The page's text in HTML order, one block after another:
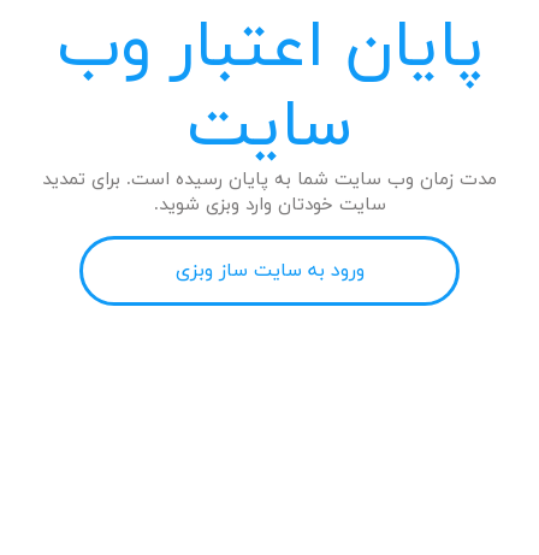
پایان اعتبار وب
سایت
مدت زمان وب سایت شما به پایان رسیده است. برای تمدید
سایت خودتان وارد وبزی شوید.
ورود به سایت ساز وبزی